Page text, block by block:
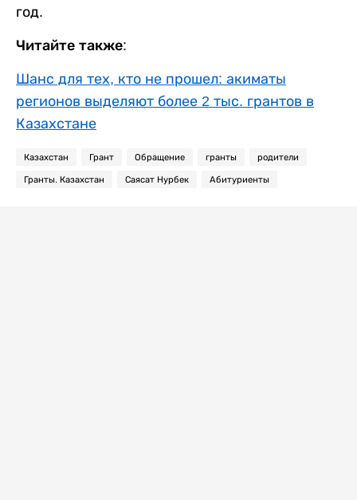
год.
Читайте также:
Шанс для тех, кто не прошел: акиматы
регионов выделяют более 2 тыс. грантов в
Казахстане
Казахстан Грант Обращение гранты родители
Гранты. Казахстан Саясат Нурбек Абитуриенты